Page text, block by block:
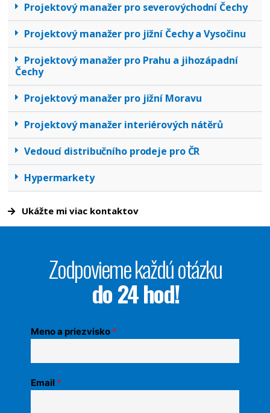
Projektový manažer pro severovýchodní Čechy
Projektový manažer pro jižní Čechy a Vysočinu
Projektový manažer pro Prahu a jihozápadní
Čechy
Projektový manažer pro jižní Moravu
Projektový manažer interiérových nátěrů
Vedoucí distribučního prodeje pro ČR
Hypermarkety
Ukážte mi viac kontaktov
Zodpovieme každú otázku
do 24 hod!
Meno a priezvisko *
Email *